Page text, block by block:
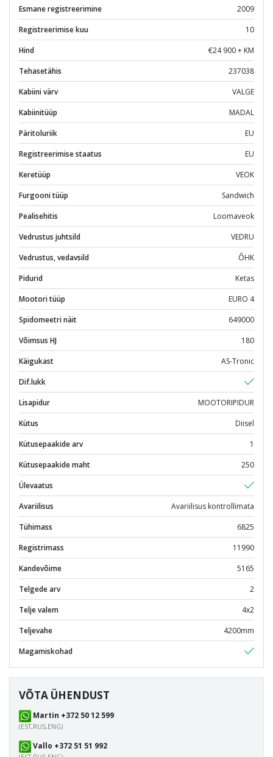
Esmane registreerimine
2009
Registreerimise kuu
10
Hind
€24 900 + KM
Tehasetähis
237038
Kabiini värv
VALGE
Kabiinitüüp
MADAL
Päritoluriik
EU
Registreerimise staatus
EU
Keretüüp
VEOK
Furgooni tüüp
Sandwich
Pealisehitis
Loomaveok
Vedrustus juhtsild
VEDRU
Vedrustus, vedavsild
ÕHK
Pidurid
Ketas
Mootori tüüp
EURO 4
Spidomeetri näit
649000
Võimsus HJ
180
Käigukast
AS-Tronic
Dif.lukk
Lisapidur
MOOTORIPIDUR
Kütus
Diisel
Kütusepaakide arv
1
Kütusepaakide maht
250
Ülevaatus
Avariilisus
Avariilisus kontrollimata
Tühimass
6825
Registrimass
11990
Kandevõime
5165
Telgede arv
2
Telje valem
4x2
Teljevahe
4200mm
Magamiskohad
VÕTA ÜHENDUST
Martin +372 50 12 599
(EST,RUS,ENG)
Vallo +372 51 51 992